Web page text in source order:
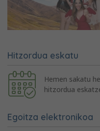
Hitzordua eskatu
Hemen sakatu
hitzordua
Egoitza elektronikoa